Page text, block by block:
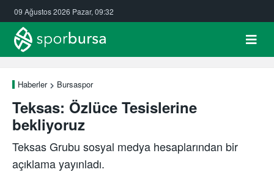
09 Ağustos 2026 Pazar, 09:32
Haberler Bursaspor
Teksas: Özlüce Tesislerine
bekliyoruz
Teksas Grubu sosyal medya hesaplarından bir
açıklama yayınladı.